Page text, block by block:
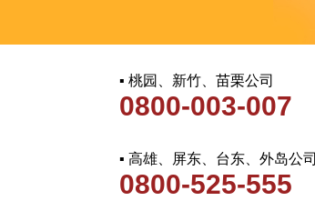
▪ 桃园、新竹、苗栗公司
0800-003-007
▪ 高雄、屏东、台东、外岛公司
0800-525-555